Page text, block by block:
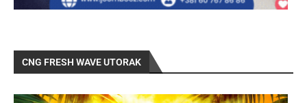
CNG FRESH WAVE UTORAK